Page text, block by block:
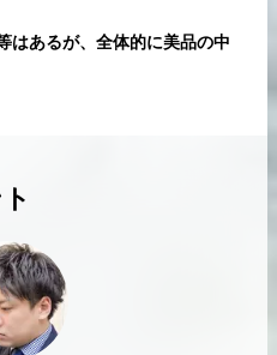
はあるが、全体的に美品の中